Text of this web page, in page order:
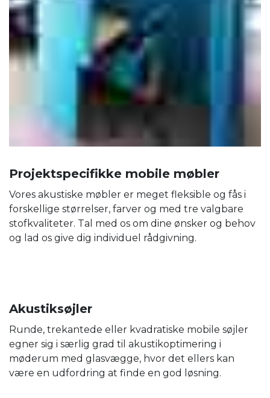
Projektspecifikke mobile møbler
Vores akustiske møbler er meget fleksible og fås i
forskellige størrelser, farver og med tre valgbare
stofkvaliteter. Tal med os om dine ønsker og behov
og lad os give dig individuel rådgivning.
Akustiksøjler
Runde, trekantede eller kvadratiske mobile søjler
egner sig i særlig grad til akustikoptimering i
møderum med glasvægge, hvor det ellers kan
være en udfordring at finde en god løsning.